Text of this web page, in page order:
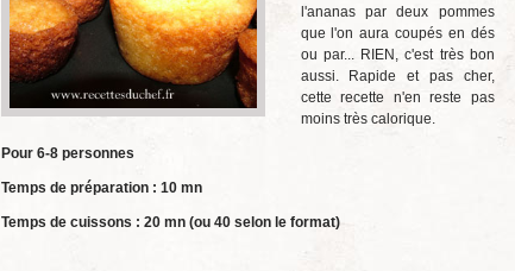
l'ananas par deux pommes
que l'on aura coupés en dés
ou par... RIEN, c'est très bon
aussi. Rapide et pas cher,
cette recette n'en reste pas
moins très calorique.
Pour 6-8 personnes
Temps de préparation : 10 mn
Temps de cuissons : 20 mn (ou 40 selon le format)